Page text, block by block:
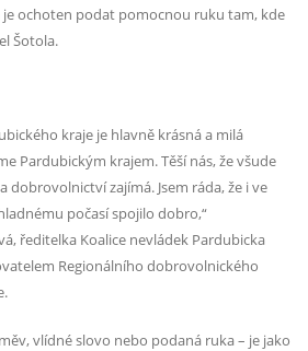
je ochoten podat pomocnou ruku tam, kde
Šotola.
kraje je hlavně krásná a milá
Pardubickým krajem. Těší nás, že všude
dobrovolnictví zajímá. Jsem ráda, že i ve
počasí spojilo dobro,“
ředitelka Koalice nevládek Pardubicka
Regionálního dobrovolnického
vlídné slovo nebo podaná ruka – je jako